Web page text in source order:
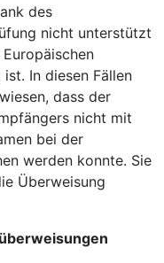
des
nicht unterstützt
In diesen Fällen
dass der
nicht mit
bei der
werden konnte. Sie
Überweisung